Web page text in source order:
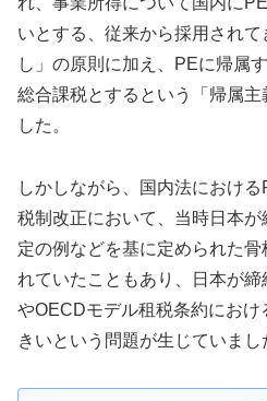
いとする、従来から採用され
し」の原則に加え、PEに帰属
総合課税とするという「帰属主
した。
しかしながら、国内法におけ
税制改正において、当時日本
定の例などを基に定められた
れていたこともあり、日本が締
やOECDモデル租税条約にお
きいという問題が生じていまし